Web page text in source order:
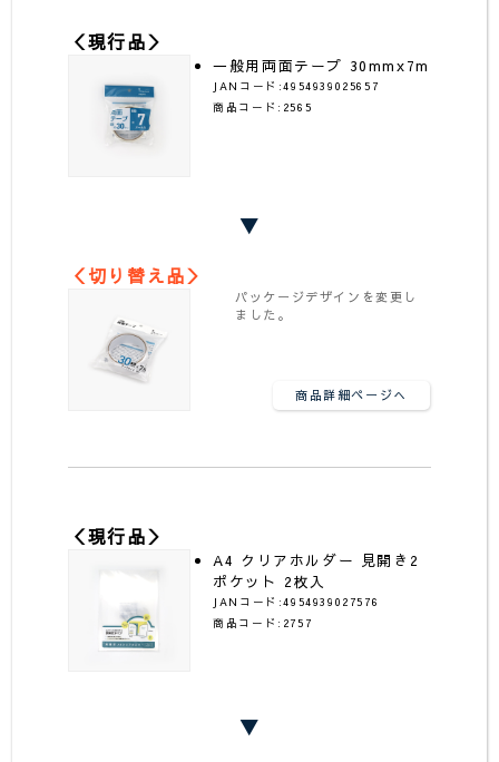
＜現行品＞
一般用両面テープ 30mmx7m
JANコード:4954939025657
商品コード:2565
▼
＜切り替え品＞
パッケージデザインを変更し
ました。
商品詳細ページへ
＜現行品＞
A4 クリアホルダー 見開き2
ポケット 2枚入
JANコード:4954939027576
商品コード:2757
▼